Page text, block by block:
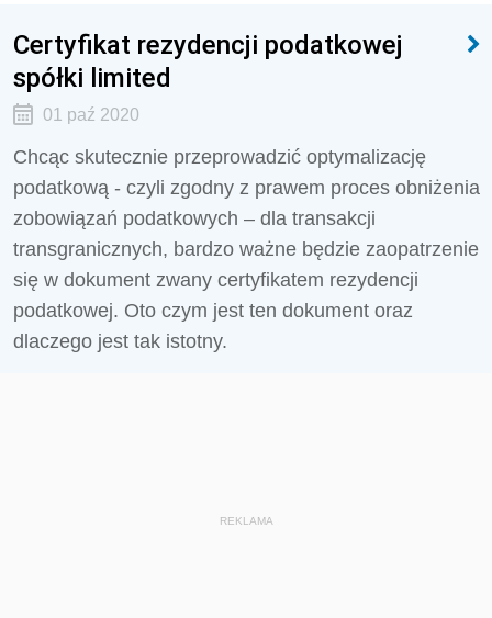
Certyfikat rezydencji podatkowej
spółki limited
01 paź 2020
Chcąc skutecznie przeprowadzić optymalizację
podatkową - czyli zgodny z prawem proces obniżenia
zobowiązań podatkowych – dla transakcji
transgranicznych, bardzo ważne będzie zaopatrzenie
się w dokument zwany certyfikatem rezydencji
podatkowej. Oto czym jest ten dokument oraz
dlaczego jest tak istotny.
REKLAMA